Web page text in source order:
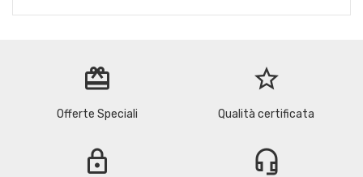
redeem
Offerte Speciali
star_border
Qualità certificata
lock headset_mic